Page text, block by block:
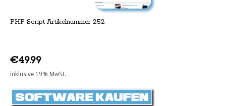
PHP Script Artikelnummer 252
€49.99
inklusive 19% MwSt.